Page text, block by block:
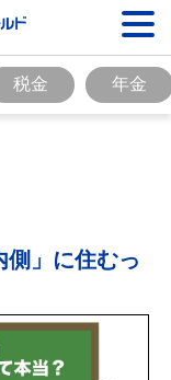
税金 年金
側」に住むっ